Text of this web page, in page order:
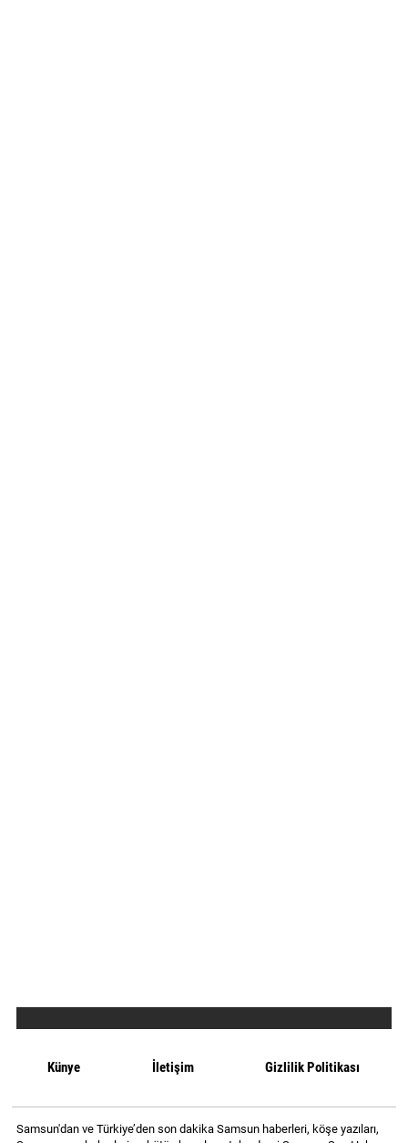
Künye İletişim Gizlilik Politikası
Samsun'dan ve Türkiye’den son dakika Samsun haberleri, köşe yazıları,